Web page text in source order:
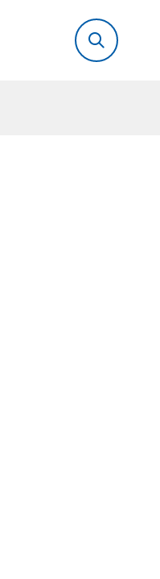
Rechercher: